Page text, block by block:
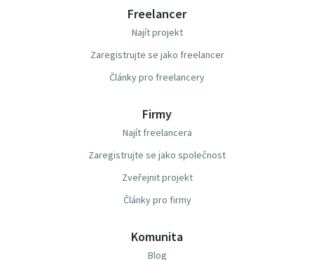
Freelancer
Najít projekt
Zaregistrujte se jako freelancer
Články pro freelancery
Firmy
Najít freelancera
Zaregistrujte se jako společnost
Zveřejnit projekt
Články pro firmy
Komunita
Blog